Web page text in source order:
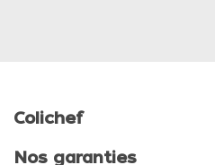
Colichef
Nos garanties